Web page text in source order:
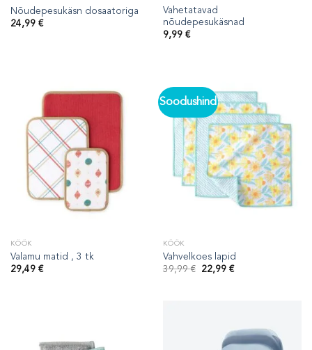
Nõudepesukäsn dosaatoriga
24,99 €
Vahetatavad
nõudepesukäsnad
9,99 €
KÖÖK
Valamu matid , 3 tk
29,49 €
Soodushind
KÖÖK
Vahvelkoes lapid
39,99€ Algne
hind
22,99 €Praegune